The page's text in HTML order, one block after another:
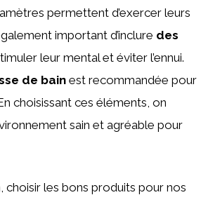
permettent d’exercer leurs
important d’inclure des
leur mental et éviter l’ennui.
de bain est recommandée pour
choisissant ces éléments, on
sain et agréable pour
choisir les bons produits pour nos